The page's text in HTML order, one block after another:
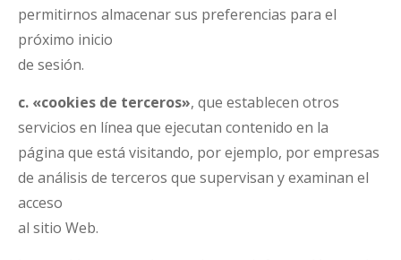
permitirnos almacenar sus preferencias para el
próximo inicio
de sesión.
c. «cookies de terceros», que establecen otros
servicios en línea que ejecutan contenido en la
página que está visitando, por ejemplo, por empresas
de análisis de terceros que supervisan y examinan el
acceso
al sitio Web.